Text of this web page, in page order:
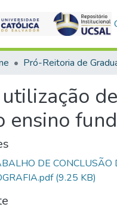
ensino
DE CONCLUSÃO
(9.25 KB)